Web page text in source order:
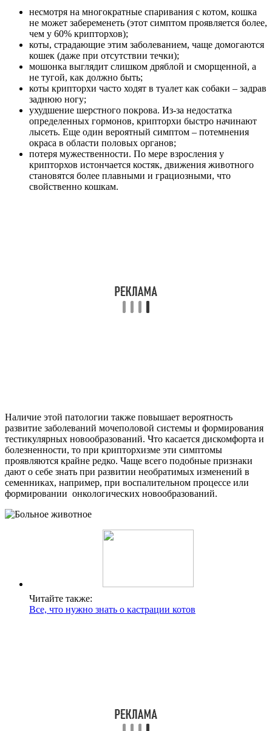
несмотря на многократные спаривания с котом, кошка
не может забеременеть (этот симптом проявляется более,
чем у 60% крипторхов);
коты, страдающие этим заболеванием, чаще домогаются
кошек (даже при отсутствии течки);
мошонка выглядит слишком дряблой и сморщенной, а
не тугой, как должно быть;
коты крипторхи часто ходят в туалет как собаки – задрав
заднюю ногу;
ухудшение шерстного покрова. Из-за недостатка
определенных гормонов, крипторхи быстро начинают
лысеть. Еще один вероятный симптом – потемнения
окраса в области половых органов;
потеря мужественности. По мере взросления у
крипторхов истончается костяк, движения животного
становятся более плавными и грациозными, что
свойственно кошкам.
Наличие этой патологии также повышает вероятность
развитие заболеваний мочеполовой системы и формирования
тестикулярных новообразований. Что касается дискомфорта и
болезненности, то при крипторхизме эти симптомы
проявляются крайне редко. Чаще всего подобные признаки
дают о себе знать при развитии необратимых изменений в
семенниках, например, при воспалительном процессе или
формировании онкологических новообразований.
Читайте также:
Все, что нужно знать о кастрации котов